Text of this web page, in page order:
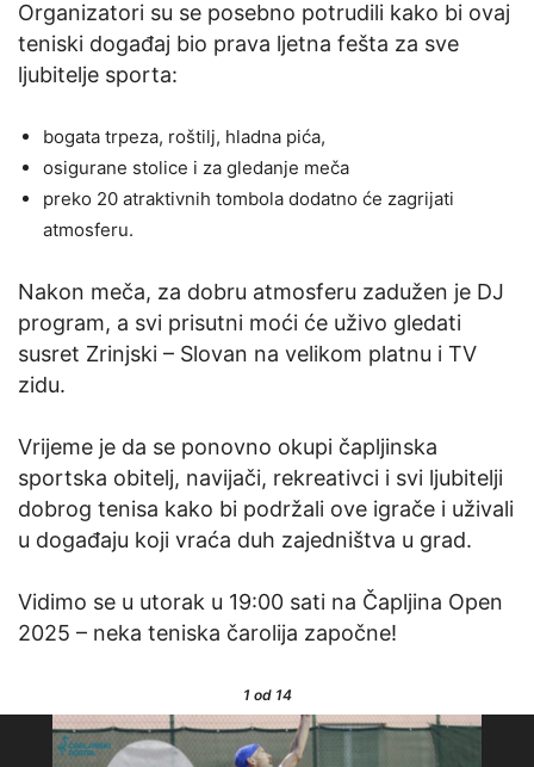
Organizatori su se posebno potrudili kako bi ovaj
teniski događaj bio prava ljetna fešta za sve
ljubitelje sporta:
bogata trpeza, roštilj, hladna pića,
osigurane stolice i za gledanje meča
preko 20 atraktivnih tombola dodatno će zagrijati
atmosferu.
Nakon meča, za dobru atmosferu zadužen je DJ
program, a svi prisutni moći će uživo gledati
susret Zrinjski – Slovan na velikom platnu i TV
zidu.
Vrijeme je da se ponovno okupi čapljinska
sportska obitelj, navijači, rekreativci i svi ljubitelji
dobrog tenisa kako bi podržali ove igrače i uživali
u događaju koji vraća duh zajedništva u grad.
Vidimo se u utorak u 19:00 sati na Čapljina Open
2025 – neka teniska čarolija započne!
1od 14